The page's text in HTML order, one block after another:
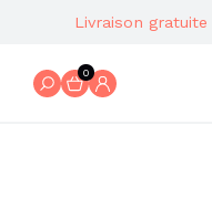
Livraison gratuite
0